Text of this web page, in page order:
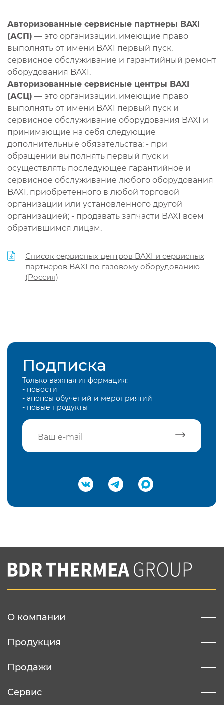
Авторизованные сервисные партнеры BAXI
(АСП) — это организации, имеющие право
выполнять от имени BAXI первый пуск,
сервисное обслуживание и гарантийный ремонт
оборудования BAXI.
Авторизованные сервисные центры BAXI
(АСЦ) — это организации, имеющие право
выполнять от имени BAXI первый пуск и
сервисное обслуживание оборудования BAXI и
принимающие на себя следующие
дополнительные обязательства: - при
обращении выполнять первый пуск и
осуществлять последующее гарантийное и
сервисное обслуживание любого оборудования
BAXI, приобретенного в любой торговой
организации или установленного другой
организацией; - продавать запчасти BAXI всем
обратившимся лицам.
Список сервисных центров BAXI и сервисных
партнёров BAXI по газовому оборудованию
(Россия)
Подписка
Только важная информация:
- новости
- анонсы обучений и мероприятий
- новые продукты
Подтвердить e-mail
Вы соглашаетесь с нашей политикой
конфеденциальности
О компании
Продукция
Продажи
Сервис